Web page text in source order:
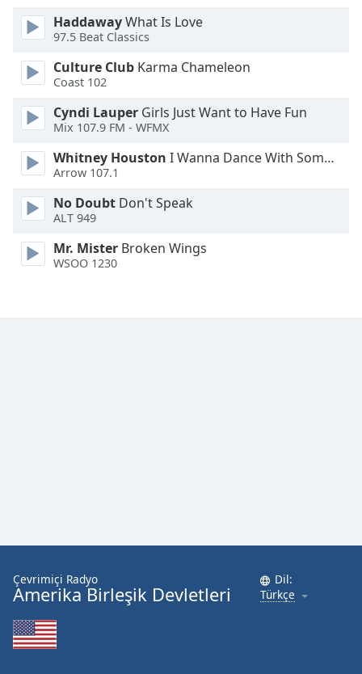
Caption
Background
Color
Opacity
Font
Size
Text
Edge
HaddawayWhat Is Love
97.5 Beat Classics
Culture Club Karma Chameleon
Coast 102
Cyndi Lauper Girls Just Want to Have Fun
Mix 107.9 FM - WFMX
Whitney Houston I Wanna Dance With Somebody
Arrow 107.1
No Doubt Don't Speak
ALT 949
Mr. Mister Broken Wings
WSOO 1230
Çevrimiçi Radyo
Amerika Birleşik Devletleri
Dil:
Türkçe